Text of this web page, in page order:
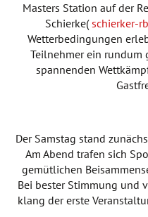
Masters Station auf der
Schierke(schierker-
Wetterbedingungen
Teilnehmer ein rundum
spannenden
Der Samstag stand
Am Abend trafen sich
gemütlichen
Bei bester Stimmung und
klang der erste